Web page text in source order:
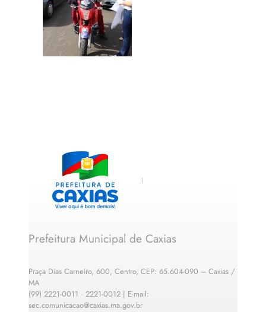
Prefeitura Municipal de Caxias
Praça Dias Carneiro, 600, Centro, CEP: 65.604-090 – Caxias /
MA
(99) 2221-0011 · 2221-0012 | E-mail:
sec.comunicacao@caxias.ma.gov.br